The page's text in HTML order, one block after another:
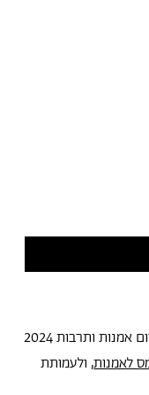
ותרבות 2024
לאמנות, ולעמותת